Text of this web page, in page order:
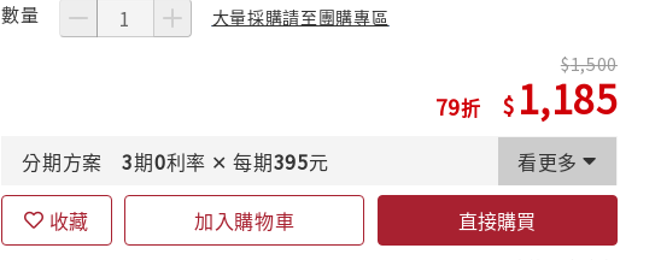
數量 大量採購請至團購專區
79
1,500
1,185
分期方案 3期0利率 ✕ 每期395元 看更多
收藏 加入購物車 直接購買